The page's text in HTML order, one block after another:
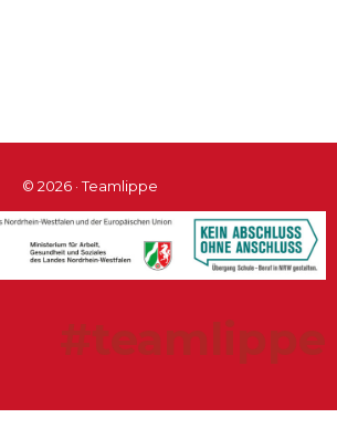
© 2026 · Teamlippe
#teamlippe